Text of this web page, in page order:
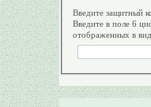
Введите защитный
Введите в поле 6
отображенных в